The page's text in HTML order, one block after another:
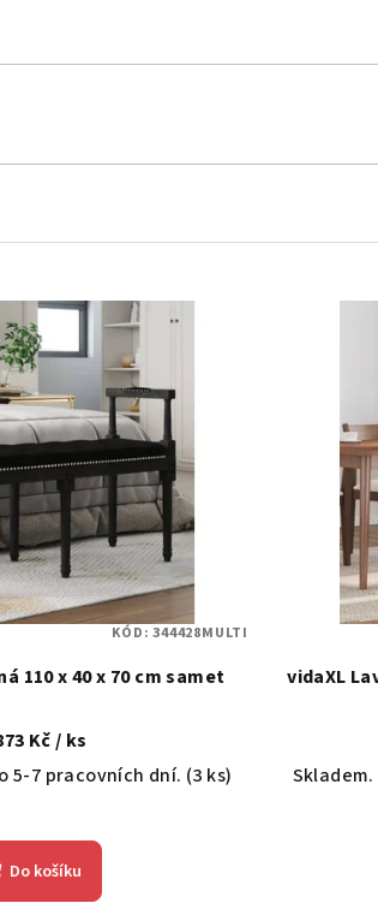
110 x 40 x 70 cm samet
Kč/ ks
5-7 pracovních dní. (3 ks)
Do košíku
KÓD:344428MULTI
vidaXL